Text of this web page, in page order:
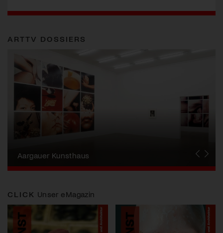
ARTTV DOSSIERS
Künstlerin
Aargauer Kunsthaus
Gewerbemuseum Winterthur
Liste Art Fair Basel
Bündner Kunstmuseum
Künstler:innen Portraits
Junge Schweizer Kunst
Vögele Kultur Zentrum
Nidwaldner Museum
Haus für Kunst Uri
CLICK Unser eMagazin